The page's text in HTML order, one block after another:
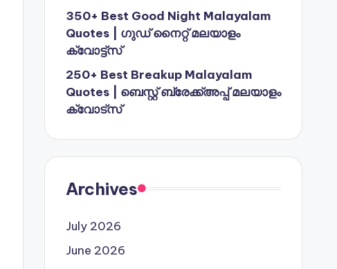
350+ Best Good Night Malayalam
Quotes | ഗുഡ് നൈറ്റ് മലയാളം
ക്വോട്ട്സ്
250+ Best Breakup Malayalam
Quotes | ബെസ്റ്റ് ബ്രേക്ക്അപ്പ് മലയാളം
ക്വോട്സ്
Archives
July 2026
June 2026